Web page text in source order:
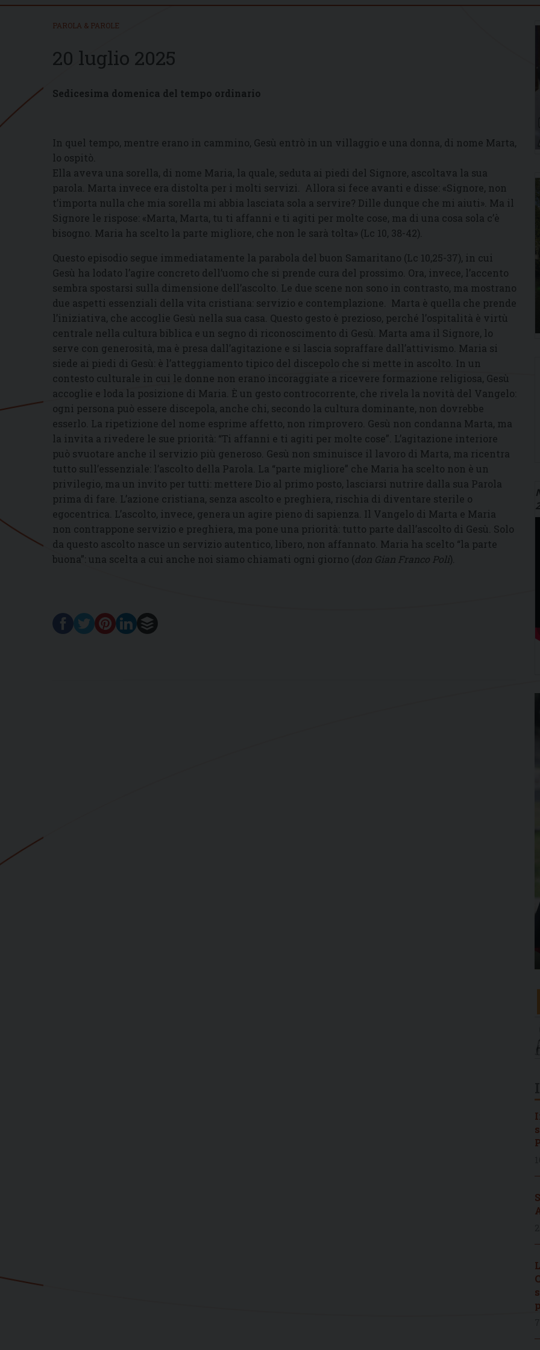
PAROLA & PAROLE
20 luglio 2025
Sedicesima domenica del tempo ordinario
In quel tempo, mentre erano in cammino, Gesù entrò in un villaggio e una donna, di nome Marta,
lo ospitò.
Ella aveva una sorella, di nome Maria, la quale, seduta ai piedi del Signore, ascoltava la sua
parola. Marta invece era distolta per i molti servizi. Allora si fece avanti e disse: «Signore, non
t’importa nulla che mia sorella mi abbia lasciata sola a servire? Dille dunque che mi aiuti». Ma il
Signore le rispose: «Marta, Marta, tu ti affanni e ti agiti per molte cose, ma di una cosa sola c’è
bisogno. Maria ha scelto la parte migliore, che non le sarà tolta» (Lc 10, 38-42).
Questo episodio segue immediatamente la parabola del buon Samaritano (Lc 10,25-37), in cui
Gesù ha lodato l’agire concreto dell’uomo che si prende cura del prossimo. Ora, invece, l’accento
sembra spostarsi sulla dimensione dell’ascolto. Le due scene non sono in contrasto, ma mostrano
due aspetti essenziali della vita cristiana: servizio e contemplazione. Marta è quella che prende
l’iniziativa, che accoglie Gesù nella sua casa. Questo gesto è prezioso, perché l’ospitalità è virtù
centrale nella cultura biblica e un segno di riconoscimento di Gesù. Marta ama il Signore, lo
serve con generosità, ma è presa dall’agitazione e si lascia sopraffare dall’attivismo. Maria si
siede ai piedi di Gesù: è l’atteggiamento tipico del discepolo che si mette in ascolto. In un
contesto culturale in cui le donne non erano incoraggiate a ricevere formazione religiosa, Gesù
accoglie e loda la posizione di Maria. È un gesto controcorrente, che rivela la novità del Vangelo:
ogni persona può essere discepola, anche chi, secondo la cultura dominante, non dovrebbe
esserlo. La ripetizione del nome esprime affetto, non rimprovero. Gesù non condanna Marta, ma
la invita a rivedere le sue priorità: “Ti affanni e ti agiti per molte cose”. L’agitazione interiore
può svuotare anche il servizio più generoso. Gesù non sminuisce il lavoro di Marta, ma ricentra
tutto sull’essenziale: l’ascolto della Parola. La “parte migliore” che Maria ha scelto non è un
privilegio, ma un invito per tutti: mettere Dio al primo posto, lasciarsi nutrire dalla sua Parola
prima di fare. L’azione cristiana, senza ascolto e preghiera, rischia di diventare sterile o
egocentrica. L’ascolto, invece, genera un agire pieno di sapienza. Il Vangelo di Marta e Maria
non contrappone servizio e preghiera, ma pone una priorità: tutto parte dall’ascolto di Gesù. Solo
da questo ascolto nasce un servizio autentico, libero, non affannato. Maria ha scelto “la parte
buona”: una scelta a cui anche noi siamo chiamati ogni giorno (don Gian Franco Poli).